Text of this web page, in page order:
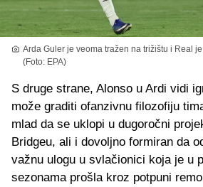
Arda Guler je veoma tražen na trižištu i Real
(Foto: EPA)
S druge strane, Alonso u Ardi vidi
može graditi ofanzivnu filozofiju
mlad da se uklopi u dugoročni
Bridgeu, ali i dovoljno formiran da
važnu ulogu u svlačionici koja je u
sezonama prošla kroz potpuni